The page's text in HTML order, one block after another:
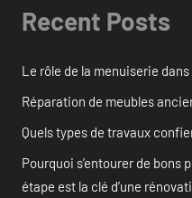
Recent Posts
Le rôle de la menuiserie
Réparation de meubles
Quels types de travaux
Pourquoi s’entourer de
étape est la clé d’une